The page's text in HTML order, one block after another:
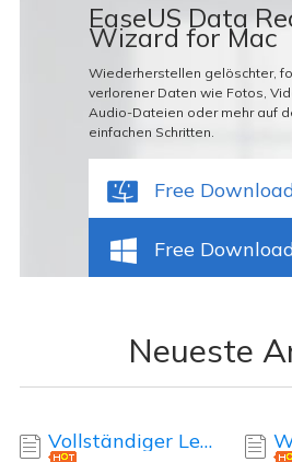
EaseUS Data
Wizard for Mac
Wiederherstellen gelöschter,
verlorener Daten wie Fotos,
Audio-Dateien oder mehr auf
einfachen Schritten.
Free
Free
Neueste
Vollständiger Leitfaden zur Wiederherstellung verschlüsselter APFS-Volumes